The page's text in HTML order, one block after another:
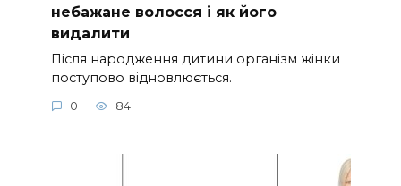
небажане волосся і як його
видалити
Після народження дитини організм жінки
поступово відновлюється.
0 84